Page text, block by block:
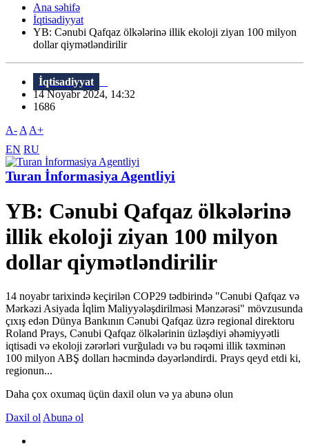
Ana səhifə
İqtisadiyyat
YB: Cənubi Qafqaz ölkələrinə illik ekoloji ziyan 100 milyon
dollar qiymətləndirilir
İqtisadiyyat
14 Noyabr 2024, 14:32
1686
A- A A+
EN RU
Turan İnformasiya Agentliyi
YB: Cənubi Qafqaz ölkələrinə
illik ekoloji ziyan 100 milyon
dollar qiymətləndirilir
14 noyabr tarixində keçirilən COP29 tədbirində "Cənubi Qafqaz və
Mərkəzi Asiyada İqlim Maliyyələşdirilməsi Mənzərəsi" mövzusunda
çıxış edən Dünya Bankının Cənubi Qafqaz üzrə regional direktoru
Roland Prays, Cənubi Qafqaz ölkələrinin üzləşdiyi əhəmiyyətli
iqtisadi və ekoloji zərərləri vurğuladı və bu rəqəmi illik təxminən
100 milyon ABŞ dolları həcmində dəyərləndirdi. Prays qeyd etdi ki,
regionun...
Daha çox oxumaq üçün daxil olun və ya abunə olun
Daxil ol Abunə ol